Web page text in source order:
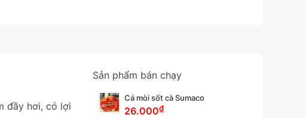
đầy hơi, có lợi
Sản phẩm bán chạy
Cá mòi sốt cà Sumaco
26.000₫